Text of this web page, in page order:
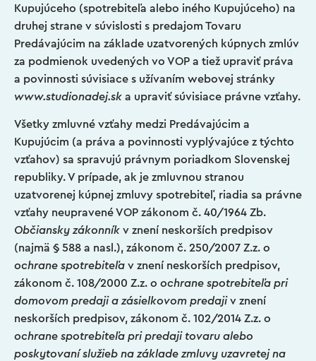
Kupujúceho (spotrebiteľa alebo iného Kupujúceho) na
druhej strane v súvislosti s predajom Tovaru
Predávajúcim na základe uzatvorených kúpnych zmlúv
za podmienok uvedených vo VOP a tiež upraviť práva
a povinnosti súvisiace s užívaním webovej stránky
www.studionadej.sk a upraviť súvisiace právne vzťahy.
Všetky zmluvné vzťahy medzi Predávajúcim a
Kupujúcim (a práva a povinnosti vyplývajúce z týchto
vzťahov) sa spravujú právnym poriadkom Slovenskej
republiky. V prípade, ak je zmluvnou stranou
uzatvorenej kúpnej zmluvy spotrebiteľ, riadia sa právne
vzťahy neupravené VOP zákonom č. 40/1964 Zb.
Občiansky zákonník v znení neskorších predpisov
(najmä § 588 a nasl.), zákonom č. 250/2007 Z.z. o
ochrane spotrebiteľa v znení neskorších predpisov,
zákonom č. 108/2000 Z.z. o ochrane spotrebiteľa pri
domovom predaji a zásielkovom predajiv znení
neskorších predpisov, zákonom č. 102/2014 Z.z. o
ochrane spotrebiteľa pri predaji tovaru alebo
poskytovaní služieb na základe zmluvy uzavretej na